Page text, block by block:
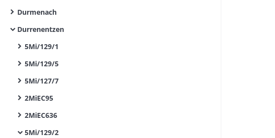
Durmenach
Durrenentzen
5Mi/129/1
5Mi/129/5
5Mi/127/7
2MiEC95
2MiEC636
5Mi/129/2